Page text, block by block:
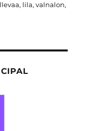
, lila,valnalon,
en